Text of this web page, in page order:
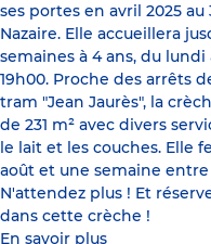
ses portes en avril 2025
Nazaire. Elle accueillera
semaines à 4 ans, du
19h00. Proche des arrêts
tram "Jean Jaurès", la
de 231 m² avec divers
le lait et les couches. Elle
août et une semaine entre
N'attendez plus ! Et
dans cette crèche !
En savoir plus